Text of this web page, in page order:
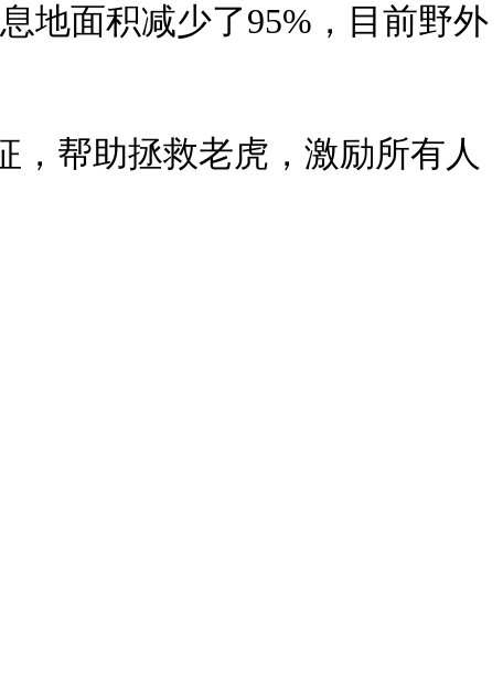
地面积减少了95%，目前野外
，帮助拯救老虎，激励所有人